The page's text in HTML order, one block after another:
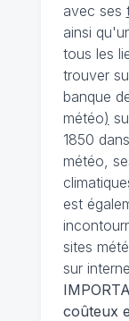
avec ses
ainsi
tous les
trouver
banque
météo)
1850
météo,
est
sites
sur
coûteux